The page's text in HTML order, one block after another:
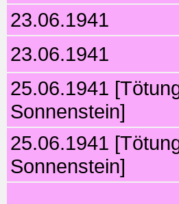
23.06.1941
23.06.1941
25.06.1941
Sonnenstein]
25.06.1941
Sonnenstein]